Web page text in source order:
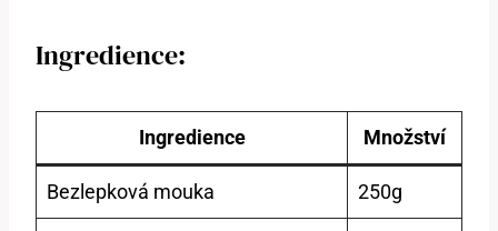
Ingredience:
Ingredience Množství
Bezlepková mouka 250g